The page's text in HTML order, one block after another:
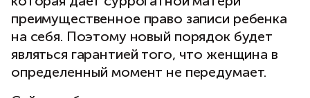
преимущественное право записи ребенка
на себя. Поэтому новый порядок будет
являться гарантией того, что женщина в
определенный момент не передумает.